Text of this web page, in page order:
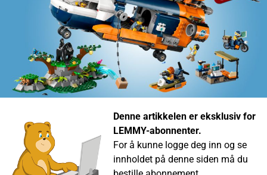
Denne artikkelen er eksklusiv for
LEMMY-abonnenter.
For å kunne logge deg inn og se
innholdet på denne siden må du